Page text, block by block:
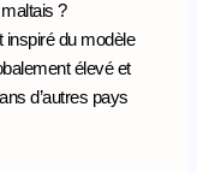
?
inspiré du modèle
élevé et
d’autres pays